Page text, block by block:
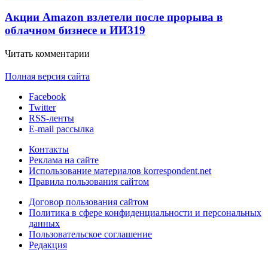
Акции Amazon взлетели после прорыва в
облачном бизнесе и ИИ319
Читать комментарии
Полная версия сайта
Facebook
Twitter
RSS-ленты
E-mail рассылка
Контакты
Реклама на сайте
Использование материалов korrespondent.net
Правила пользования сайтом
Договор пользования сайтом
Политика в сфере конфиденциальности и персональных
данных
Пользовательское соглашение
Редакция